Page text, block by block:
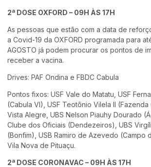
2ª DOSE OXFORD – 09H ÀS 17H
As pessoas que estão com a data de
a Covid-19 da OXFORD programada para
AGOSTO já podem procurar os pontos de
receber a vacina.
Drives: PAF Ondina e FBDC Cabula
Pontos fixos: USF Vale do Matatu, USF
(Cabula VI), USF Teotônio Vilela II (Fazenda
Vista Alegre, UBS Nelson Piauhy Dourado
Clube dos Oficiais (Dendezeiros), UBS
(Bonfim), USB Ramiro de Azevedo (Campo
Vila Nova de Pituaçu.
2ª DOSE CORONAVAC – 09H ÀS 17H